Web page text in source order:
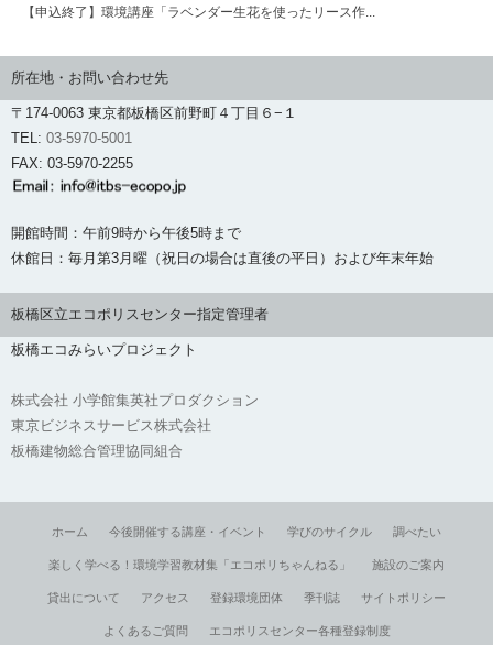
【申込終了】環境講座「ラベンダー生花を使ったリース作...
所在地・お問い合わせ先
〒174-0063 東京都板橋区前野町４丁目６−１
TEL: 03-5970-5001
FAX: 03-5970-2255
開館時間：午前9時から午後5時まで
休館日：毎月第3月曜（祝日の場合は直後の平日）および年末年始
板橋区立エコポリスセンター指定管理者
板橋エコみらいプロジェクト
株式会社 小学館集英社プロダクション
東京ビジネスサービス株式会社
板橋建物総合管理協同組合
ホーム 今後開催する講座・イベント 学びのサイクル 調べたい
楽しく学べる！環境学習教材集「エコポリちゃんねる」 施設のご案内
貸出について アクセス 登録環境団体 季刊誌 サイトポリシー
よくあるご質問 エコポリスセンター各種登録制度